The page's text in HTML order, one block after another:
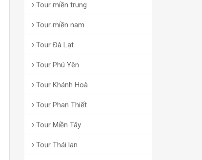
Tour miền trung
Tour miền nam
Tour Đà Lạt
Tour Phú Yên
Tour Khánh Hoà
Tour Phan Thiết
Tour Miền Tây
Tour Thái lan